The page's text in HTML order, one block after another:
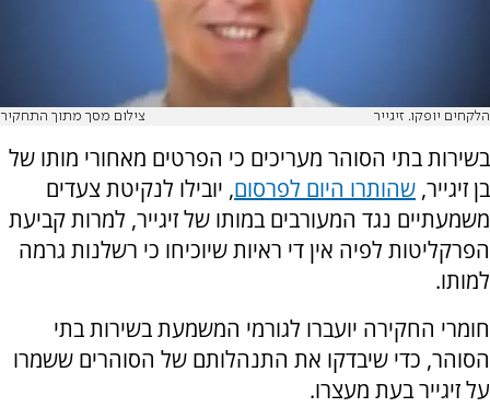
הלקחים יופקו. זיגייר צילום מסך מתוך התחקיר
בשירות בתי הסוהר מעריכים כי הפרטים מאחורי מותו של
בן זיגייר, שהותרו היום לפרסום, יובילו לנקיטת צעדים
משמעתיים נגד המעורבים במותו של זיגייר, למרות קביעת
הפרקליטות לפיה אין די ראיות שיוכיחו כי רשלנות גרמה
למותו.
חומרי החקירה יועברו לגורמי המשמעת בשירות בתי
הסוהר, כדי שיבדקו את התנהלותם של הסוהרים ששמרו
על זיגייר בעת מעצרו.